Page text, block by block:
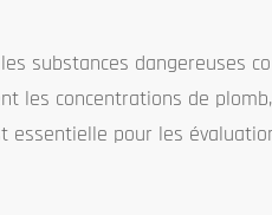
substances dangereuses
les concentrations de plomb,
essentielle pour les